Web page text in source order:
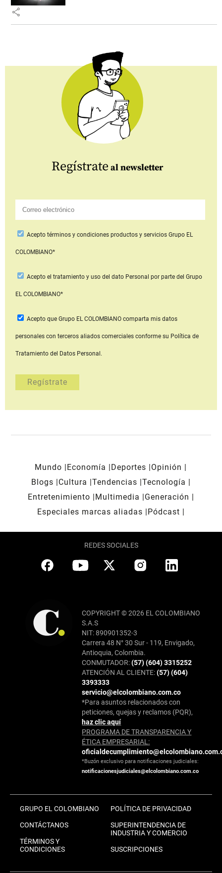
share
Regístrate al newsletter
Aceptotérminos y condiciones productos y serviciosGrupo EL
COLOMBIANO*
Acepto el tratamiento y uso del dato Personal por parte del Grupo
EL COLOMBIANO*
Acepto que Grupo EL COLOMBIANOcomparta mis datos
personales con terceros aliados comerciales conforme su Política de
Tratamiento del Datos Personal.
Mundo Economía Deportes
Opinión
Blogs
Cultura Tendencias Tecnología
Entretenimiento
Multimedia
Generación
Especiales marcas aliadas
Pódcast
REDES SOCIALES
COPYRIGHT © 2026 EL COLOMBIANO
S.A.S
NIT: 890901352-3
Carrera 48 N° 30 Sur - 119, Envigado,
Antioquia, Colombia.
CONMUTADOR:(57) (604) 3315252
ATENCIÓN AL CLIENTE:(57) (604)
3393333
servicio@elcolombiano.com.co
*Para asuntos relacionados con
peticiones, quejas y reclamos (PQR),
haz clic aquí
PROGRAMA DE TRANSPARENCIA Y
ÉTICA EMPRESARIAL:
*Buzón exclusivo para notificaciones judiciales:
notificacionesjudiciales@elcolombiano.com.co
GRUPO EL COLOMBIANO
CONTÁCTANOS
TÉRMINOS Y
CONDICIONES
POLÍTICA DE PRIVACIDAD
SUPERINTENDENCIA DE
INDUSTRIA Y COMERCIO
SUSCRIPCIONES